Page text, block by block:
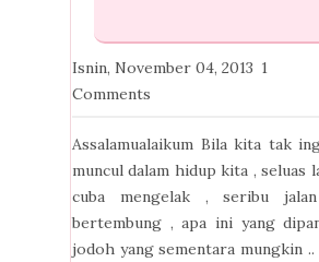
Isnin, November 04, 2013 1
Comments
Assalamualaikum Bila kita tak
muncul dalam hidup kita , seluas
cuba mengelak , seribu
bertembung , apa ini yang
jodoh yang sementara mungkin